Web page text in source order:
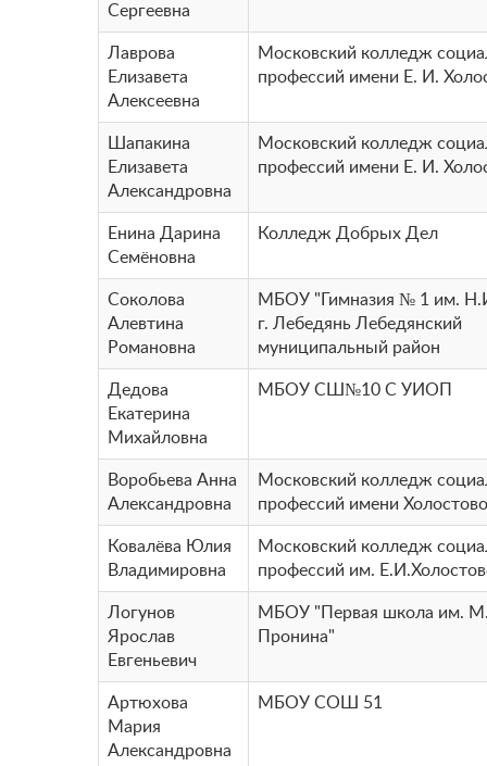
Сергеевна
Лаврова
Елизавета
Алексеевна
Московский колледж
профессий имени Е. И.
Шапакина
Елизавета
Александровна
Московский колледж
профессий имени Е. И.
Енина Дарина
Семёновна
Колледж Добрых Дел
Соколова
Алевтина
Романовна
МБОУ "Гимназия № 1 им.
г. Лебедянь Лебедянский
муниципальный район
Дедова
Екатерина
Михайловна
МБОУ СШ№10 С УИОП
Воробьева Анна
Александровна
Московский колледж
профессий имени
Ковалёва Юлия
Владимировна
Московский колледж
профессий им.
Логунов
Ярослав
Евгеньевич
МБОУ "Первая школа им.
Пронина"
Артюхова
Мария
Александровна
МБОУ СОШ 51